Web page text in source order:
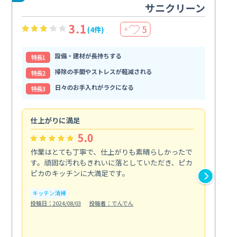
サニクリーン
3.1 (4件) ＋ 5
特⻑1
設備・建材が長持ちする
特⻑2
掃除の手間やストレスが軽減される
特⻑3
日々のお手入れがラクになる
仕上がりに満足
5.0
作業はとても丁寧で、仕上がりも素晴らしかったで
す。頑固な汚れもきれいに落としていただき、ピカ
ピカのキッチンに大満足です。
キッチン清掃
投稿日：2024/08/03
投稿者：でんでん